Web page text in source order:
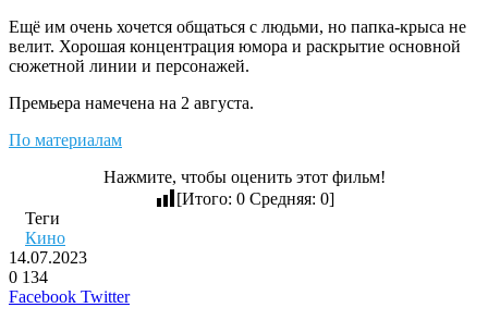
Ещё им очень хочется общаться с людьми, но папка-крыса не
велит. Хорошая концентрация юмора и раскрытие основной
сюжетной линии и персонажей.
Премьера намечена на 2 августа.
По материалам
Нажмите, чтобы оценить этот фильм!
[Итого: 0Средняя: 0]
Теги
Кино
14.07.2023
0 134
Facebook TwitterLinkedIn
Pinterest
Вконтакте
Одноклассники
Skype
WhatsApp
Telegram
Viber